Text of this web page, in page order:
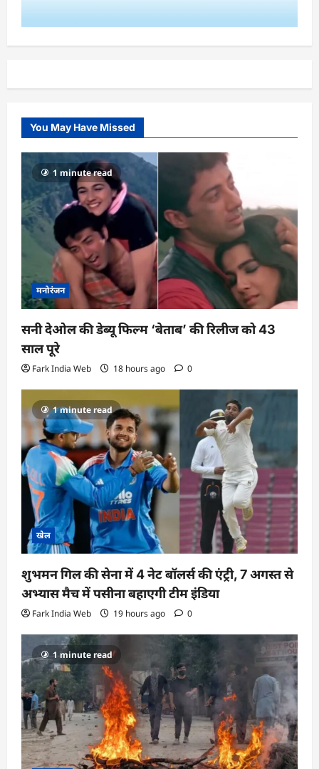
You May Have Missed
1 minute read
मनोरंजन
सनी देओल की डेब्यू फिल्म ‘बेताब’ की रिलीज को 43
साल पूरे
Fark India Web 18 hours ago 0
1 minute read
खेल
शुभमन गिल की सेना में 4 नेट बॉलर्स की एंट्री, 7 अगस्त से
अभ्यास मैच में पसीना बहाएगी टीम इंडिया
Fark India Web 19 hours ago 0
1 minute read